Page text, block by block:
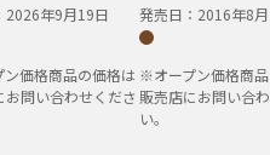
2026年9月19日
価格商品の価格は
お問い合わせくださ
発売日： 2016年8月
※オープン価格商
販売店にお問い合
い。